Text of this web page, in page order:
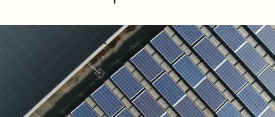
Contact
Werken bij Stek